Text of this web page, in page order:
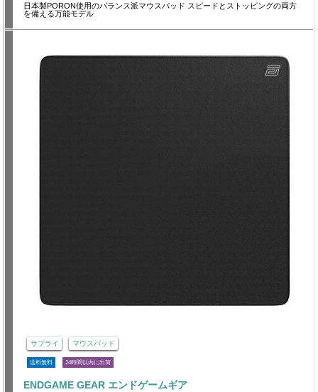
日本製PORON使用のバランス派マウスパッド スピードとストッピングの両方
を備える万能モデル
サプライ マウスパッド
送料無料 24時間以内に出荷
ENDGAME GEAR エンドゲームギア